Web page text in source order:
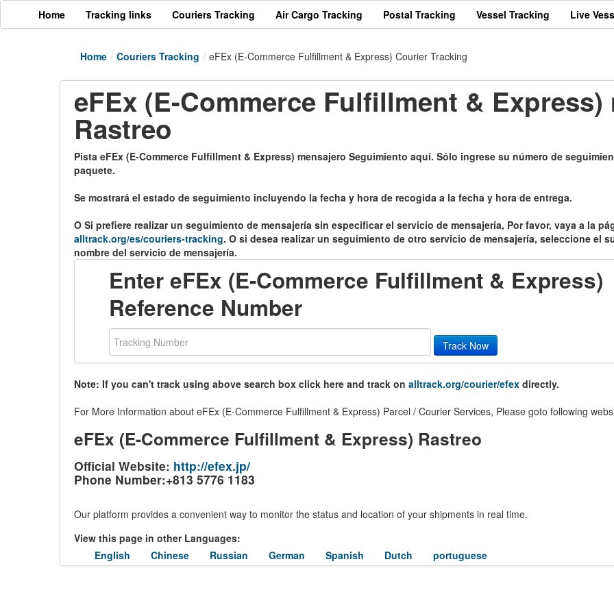
Home Tracking links Couriers Tracking Air Cargo Tracking Postal Tracking Vessel Tracking Live
Home / Couriers Tracking / eFEx (E-Commerce Fulfillment & Express) Courier Tracking
eFEx (E-Commerce Fulfillment & Express)
Rastreo
Pista eFEx (E-Commerce Fulfillment & Express) mensajero Seguimiento aquí. Sólo ingrese su número de
paquete.
Se mostrará el estado de seguimiento incluyendo la fecha y hora de recogida a la fecha y hora de entrega.
O Si prefiere realizar un seguimiento de mensajería sin especificar el servicio de mensajería, Por favor, vaya a la
alltrack.org/es/couriers-tracking. O si desea realizar un seguimiento de otro servicio de mensajería, seleccione el
nombre del servicio de mensajería.
Enter eFEx (E-Commerce Fulfillment & Express)
Reference Number
Track Now
Note: If you can't track using above search box click here and track on alltrack.org/courier/efex directly.
For More Information about eFEx (E-Commerce Fulfillment & Express) Parcel / Courier Services, Please goto following
eFEx (E-Commerce Fulfillment & Express) Rastreo
Official Website: http://efex.jp/
Phone Number:+813 5776 1183
Our platform provides a convenient way to monitor the status and location of your shipments in real time.
View this page in other Languages:
English
Chinese Russian German Spanish Dutch portuguese